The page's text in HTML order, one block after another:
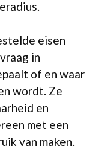
eisen
in
of en waar
wordt. Ze
en
met een
van maken.